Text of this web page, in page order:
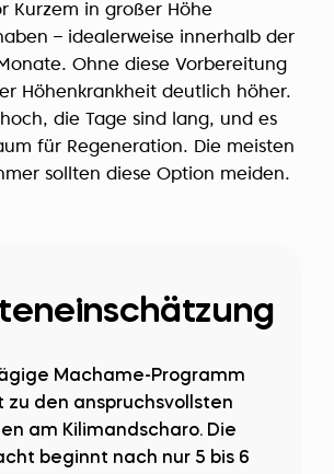
Kurzem in großer Höhe
– idealerweise innerhalb der
Ohne diese Vorbereitung
Höhenkrankheit deutlich höher.
die Tage sind lang, und es
für Regeneration. Die meisten
sollten diese Option meiden.
Machame-Programm
zu den anspruchsvollsten
am Kilimandscharo. Die
beginnt nach nur 5 bis 6